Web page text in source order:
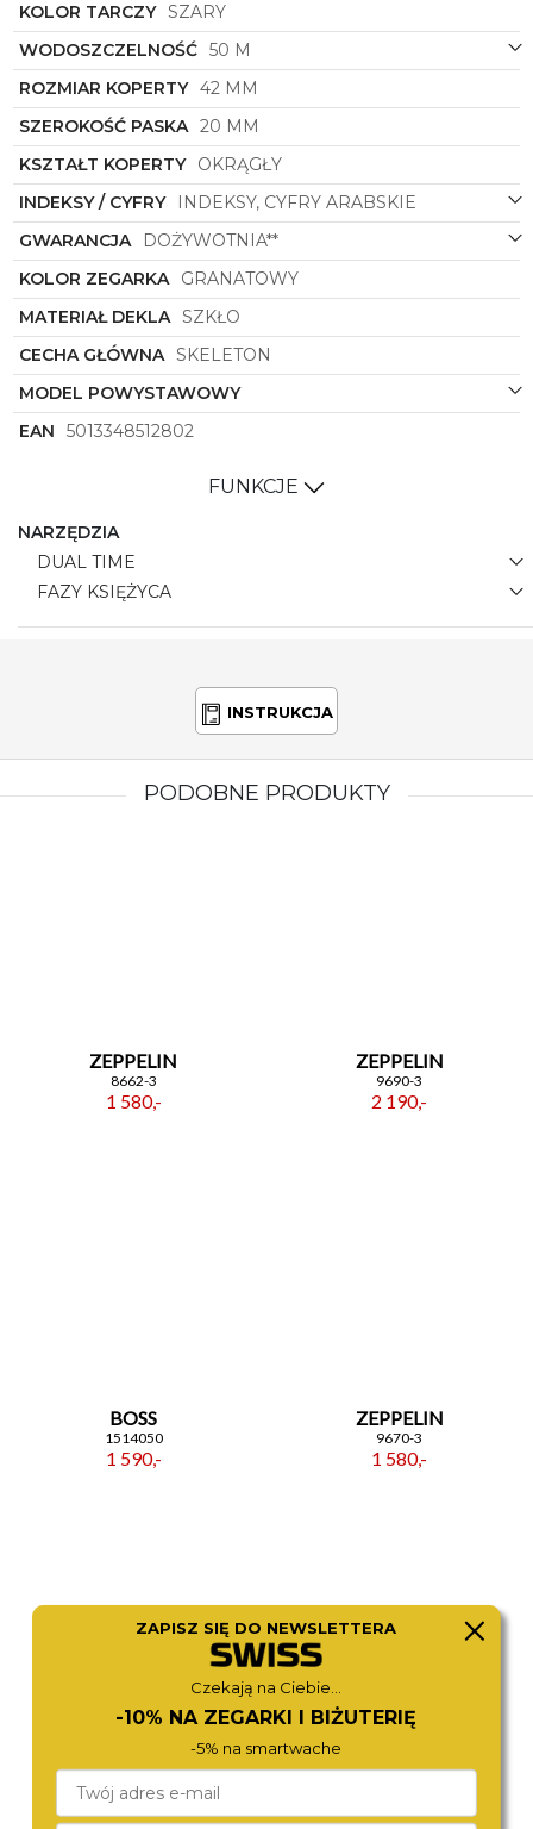
KOLOR TARCZY SZARY
WODOSZCZELNOŚĆ 50 M
ROZMIAR KOPERTY 42 MM
SZEROKOŚĆ PASKA 20 MM
KSZTAŁT KOPERTY OKRĄGŁY
INDEKSY / CYFRY
INDEKSY, CYFRY ARABSKIE
GWARANCJA
DOŻYWOTNIA**
KOLOR ZEGARKA GRANATOWY
MATERIAŁ DEKLA SZKŁO
CECHA GŁÓWNA SKELETON
MODEL POWYSTAWOWY
EAN
5013348512802
FUNKCJE
NARZĘDZIA
DUAL TIME
FAZY KSIĘŻYCA
INSTRUKCJA
PODOBNE PRODUKTY
ZEPPELIN
8662-3
1 580,-
ZEPPELIN
9690-3
2 190,-
BOSS
1514050
1 590,-
ZEPPELIN
9670-3
1 580,-
CITIZEN
AT8260-18A
1 980,-
ZEPPELIN
1 690,-
ZAPISZ SIĘ DO NEWSLETTERA
Czekają na Ciebie...
-10% NA ZEGARKI I BIŻUTERIĘ
-5% na smartwache